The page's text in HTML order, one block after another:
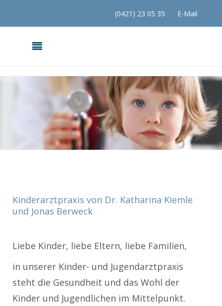
(0421) 23 05 35 E-Mail
Kinderarztpraxis von Dr. Katharina Kiemle
und Jonas Berweck
Liebe Kinder, liebe Eltern, liebe Familien,
in unserer Kinder- und Jugendarztpraxis
steht die Gesundheit und das Wohl der
Kinder und Jugendlichen im Mittelpunkt.